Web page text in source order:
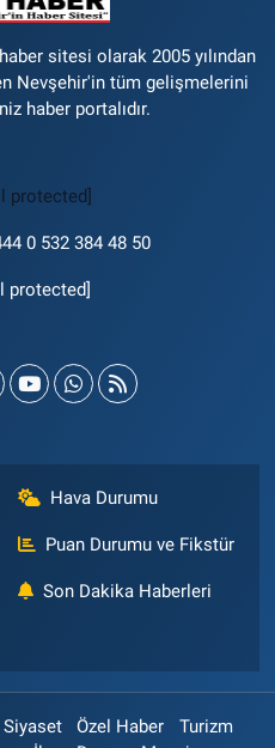
sitesi olarak 2005 yılından
Nevşehir'in tüm gelişmelerini
haber portalıdır.
protected]
0 532 384 48 50
protected]
Hava Durumu
Puan Durumu ve Fikstür
Son Dakika Haberleri
Siyaset Özel Haber
Turizm